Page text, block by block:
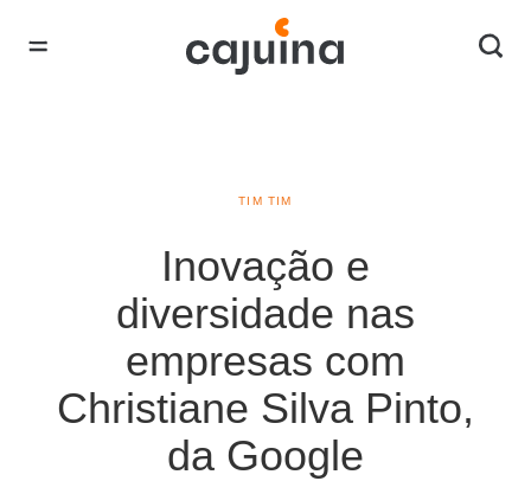
TIM TIM
Inovação e
diversidade nas
empresas com
Christiane Silva Pinto,
da Google